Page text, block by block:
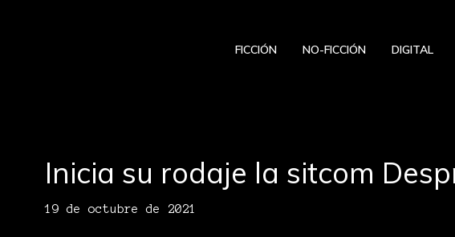
FICCIÓN NO-FICCIÓN DIGITAL
Inicia su rodaje la sitcom
19 de octubre de 2021